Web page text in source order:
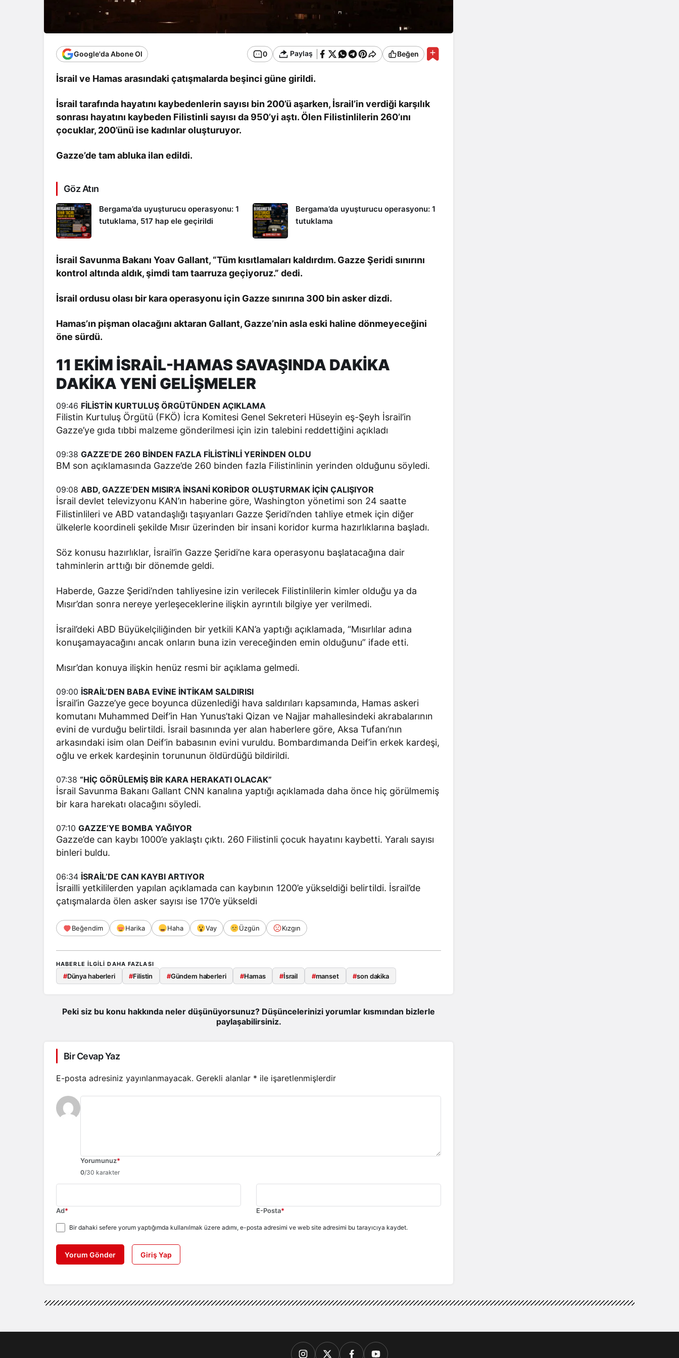
Google'da Abone Ol 0 Paylaş Beğen
İsrail ve Hamas arasındaki çatışmalarda beşinci güne girildi.
İsrail tarafında hayatını kaybedenlerin sayısı bin 200’ü aşarken, İsrail’in verdiği karşılık
sonrası hayatını kaybeden Filistinli sayısı da 950’yi aştı. Ölen Filistinlilerin 260’ını
çocuklar, 200’ünü ise kadınlar oluşturuyor.
Gazze’de tam abluka ilan edildi.
Göz Atın
Bergama’da uyuşturucu operasyonu: 1
tutuklama, 517 hap ele geçirildi
Bergama’da uyuşturucu operasyonu: 1
tutuklama
İsrail Savunma Bakanı Yoav Gallant, “Tüm kısıtlamaları kaldırdım. Gazze Şeridi sınırını
kontrol altında aldık, şimdi tam taarruza geçiyoruz.” dedi.
İsrail ordusu olası bir kara operasyonu için Gazze sınırına 300 bin asker dizdi.
Hamas’ın pişman olacağını aktaran Gallant, Gazze’nin asla eski haline dönmeyeceğini
öne sürdü.
11 EKİM İSRAİL-HAMAS SAVAŞINDA DAKİKA
DAKİKA YENİ GELİŞMELER
09:46 FİLİSTİN KURTULUŞ ÖRGÜTÜNDEN AÇIKLAMA
Filistin Kurtuluş Örgütü (FKÖ) İcra Komitesi Genel Sekreteri Hüseyin eş-Şeyh İsrail’in
Gazze’ye gıda tıbbi malzeme gönderilmesi için izin talebini reddettiğini açıkladı
09:38 GAZZE’DE 260 BİNDEN FAZLA FİLİSTİNLİ YERİNDEN OLDU
BM son açıklamasında Gazze’de 260 binden fazla Filistinlinin yerinden olduğunu söyledi.
09:08 ABD, GAZZE’DEN MISIR’A İNSANİ KORİDOR OLUŞTURMAK İÇİN ÇALIŞIYOR
İsrail devlet televizyonu KAN’ın haberine göre, Washington yönetimi son 24 saatte
Filistinlileri ve ABD vatandaşlığı taşıyanları Gazze Şeridi’nden tahliye etmek için diğer
ülkelerle koordineli şekilde Mısır üzerinden bir insani koridor kurma hazırlıklarına başladı.
Söz konusu hazırlıklar, İsrail’in Gazze Şeridi’ne kara operasyonu başlatacağına dair
tahminlerin arttığı bir dönemde geldi.
Haberde, Gazze Şeridi’nden tahliyesine izin verilecek Filistinlilerin kimler olduğu ya da
Mısır’dan sonra nereye yerleşeceklerine ilişkin ayrıntılı bilgiye yer verilmedi.
İsrail’deki ABD Büyükelçiliğinden bir yetkili KAN’a yaptığı açıklamada, “Mısırlılar adına
konuşamayacağını ancak onların buna izin vereceğinden emin olduğunu” ifade etti.
Mısır’dan konuya ilişkin henüz resmi bir açıklama gelmedi.
09:00 İSRAİL’DEN BABA EVİNE İNTİKAM SALDIRISI
İsrail’in Gazze’ye gece boyunca düzenlediği hava saldırıları kapsamında, Hamas askeri
komutanı Muhammed Deif’in Han Yunus’taki Qizan ve Najjar mahallesindeki akrabalarının
evini de vurduğu belirtildi. İsrail basınında yer alan haberlere göre, Aksa Tufanı’nın
arkasındaki isim olan Deif’in babasının evini vuruldu. Bombardımanda Deif’in erkek kardeşi,
oğlu ve erkek kardeşinin torununun öldürdüğü bildirildi.
07:38 “HİÇ GÖRÜLEMİŞ BİR KARA HERAKATI OLACAK”
İsrail Savunma Bakanı Gallant CNN kanalına yaptığı açıklamada daha önce hiç görülmemiş
bir kara harekatı olacağını söyledi.
07:10 GAZZE’YE BOMBA YAĞIYOR
Gazze’de can kaybı 1000’e yaklaştı çıktı. 260 Filistinli çocuk hayatını kaybetti. Yaralı sayısı
binleri buldu.
06:34 İSRAİL’DE CAN KAYBI ARTIYOR
İsrailli yetkililerden yapılan açıklamada can kaybının 1200’e yükseldiği belirtildi. İsrail’de
çatışmalarda ölen asker sayısı ise 170’e yükseldi
Beğendim Harika Haha Vay Üzgün Kızgın
HABERLE ILGILI DAHA FAZLASI
#Dünya haberleri #Filistin #Gündem haberleri #Hamas #İsrail #manset #son dakika
Peki siz bu konu hakkında neler düşünüyorsunuz? Düşüncelerinizi yorumlar kısmından bizlerle
paylaşabilirsiniz.
Bir Cevap Yaz
E-posta adresiniz yayınlanmayacak. Gerekli alanlar * ile işaretlenmişlerdir
Yorumunuz*
0/30 karakter
Ad* E-Posta*
Bir dahaki sefere yorum yaptığımda kullanılmak üzere adımı, e-posta adresimi ve web site adresimi bu tarayıcıya kaydet.
Yorum Gönder Giriş Yap